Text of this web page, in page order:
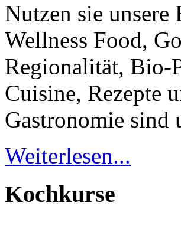
Nutzen sie
Wellness Food,
Regionalität, Bio-
Cuisine, Rezepte
Gastronomie sind
Weiterlesen...
Kochkurse